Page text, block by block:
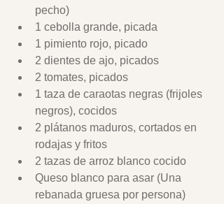
pecho)
1 cebolla grande, picada
1 pimiento rojo, picado
2 dientes de ajo, picados
2 tomates, picados
1 taza de caraotas negras (frijoles
negros), cocidos
2 plátanos maduros, cortados en
rodajas y fritos
2 tazas de arroz blanco cocido
Queso blanco para asar (Una
rebanada gruesa por persona)